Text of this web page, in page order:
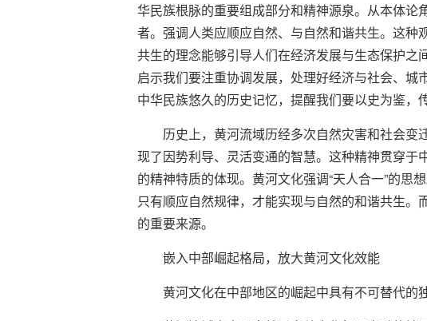
华民族根脉的重要组成部分和精神源泉。从本体论
者。强调人类应顺应自然、与自然和谐共生。这
共生的理念能够引导人们在经济发展与生态保护之
启示我们要注重协调发展，处理好经济与社会、
中华民族悠久的历史记忆，提醒我们要以史为鉴，
历史上，黄河流域历经多次自然灾害和社会
现了因势利导、灵活变通的智慧。这种精神贯穿
的精神特质的体现。黄河文化强调“天人合一”的思
只有顺应自然规律，才能实现与自然的和谐共生。
的重要来源。
嵌入中部崛起格局，放大黄河文化效能
黄河文化在中部地区的崛起中具有不可替代的